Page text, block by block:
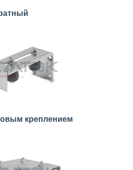
креплением